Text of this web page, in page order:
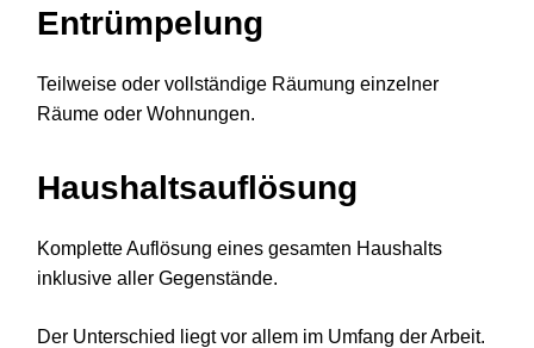
Entrümpelung
Teilweise oder vollständige Räumung einzelner
Räume oder Wohnungen.
Haushaltsauflösung
Komplette Auflösung eines gesamten Haushalts
inklusive aller Gegenstände.
Der Unterschied liegt vor allem im Umfang der Arbeit.